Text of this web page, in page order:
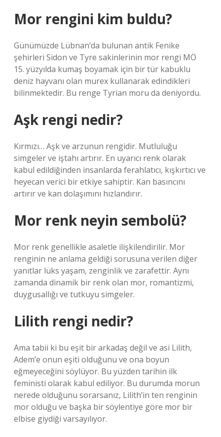
Mor rengini kim buldu?
Günümüzde Lübnan’da bulunan antik Fenike
şehirleri Sidon ve Tyre sakinlerinin mor rengi MÖ
15. yüzyılda kumaş boyamak için bir tür kabuklu
deniz hayvanı olan murex kullanarak edindikleri
bilinmektedir. Bu renge Tyrian moru da deniyordu.
Aşk rengi nedir?
Kırmızı… Aşk ve arzunun rengidir. Mutluluğu
simgeler ve iştahı artırır. En uyarıcı renk olarak
kabul edildiğinden insanlarda ferahlatıcı, kışkırtıcı ve
heyecan verici bir etkiye sahiptir. Kan basıncını
artırır ve kan dolaşımını hızlandırır.
Mor renk neyin sembolü?
Mor renk genellikle asaletle ilişkilendirilir. Mor
renginin ne anlama geldiği sorusuna verilen diğer
yanıtlar lüks yaşam, zenginlik ve zarafettir. Aynı
zamanda dinamik bir renk olan mor, romantizmi,
duygusallığı ve tutkuyu simgeler.
Lilith rengi nedir?
Ama tabii ki bu eşit bir arkadaş değil ve asi Lilith,
Adem’e onun eşiti olduğunu ve ona boyun
eğmeyeceğini söylüyor. Bu yüzden tarihin ilk
feministi olarak kabul ediliyor. Bu durumda morun
nerede olduğunu sorarsanız, Lilith’in ten renginin
mor olduğu ve başka bir söylentiye göre mor bir
elbise giydiği varsayılıyor.